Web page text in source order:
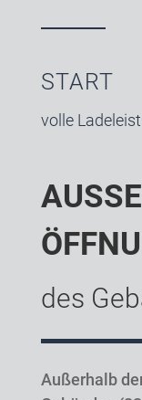
START
volle
des
Außerhalb